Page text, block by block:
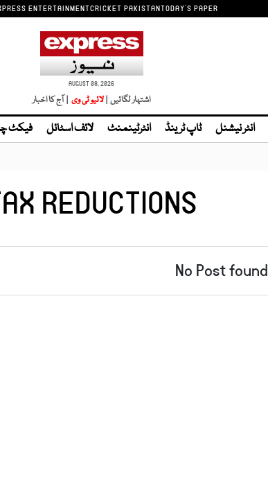
ENTERTAINMENTCRICKET PAKISTANTODAY'S PAPER
AUGUST 08, 2026
اشتہار لگائیں | | آج کا اخبار
انٹر نیشنل ٹاپ ٹرینڈ انٹرٹینمنٹ لائف اسٹائل فیکٹ
REDUCTIONS
No Post found